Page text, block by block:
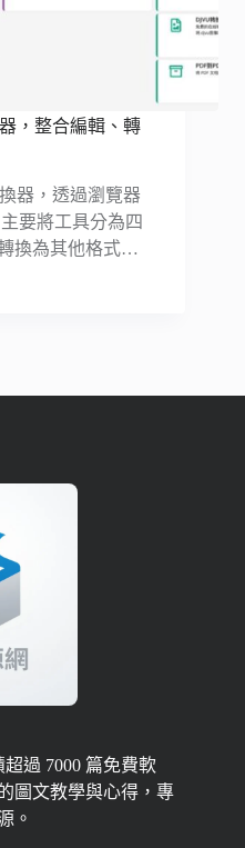
，整合編輯、轉
器，透過瀏覽器
要將工具分為四
換為其他格式…
過 7000 篇免費軟
圖文教學與心得，專
。